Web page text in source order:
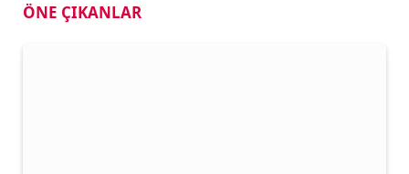
ÖNE ÇIKANLAR